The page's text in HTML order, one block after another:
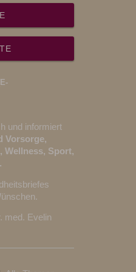
und informiert
Vorsorge,
Wellness, Sport,
med. Evelin